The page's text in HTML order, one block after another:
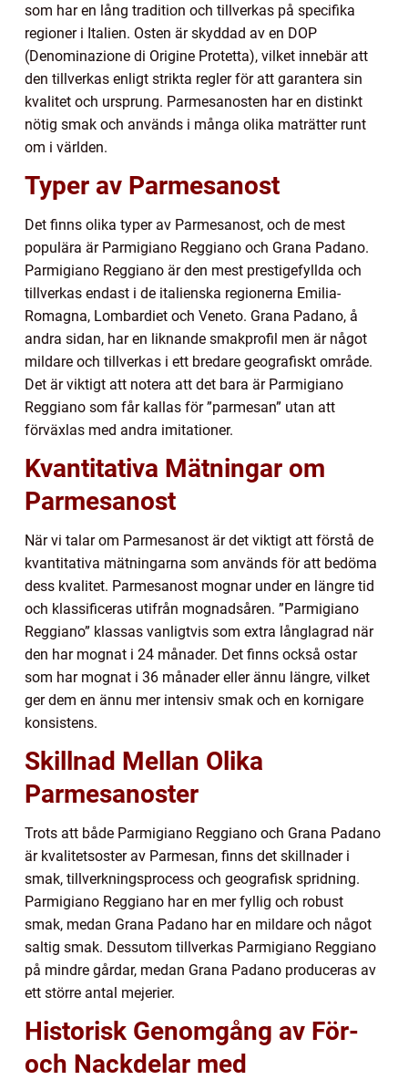
som har en lång tradition och tillverkas på specifika
regioner i Italien. Osten är skyddad av en DOP
(Denominazione di Origine Protetta), vilket innebär att
den tillverkas enligt strikta regler för att garantera sin
kvalitet och ursprung. Parmesanosten har en distinkt
nötig smak och används i många olika maträtter runt
om i världen.
Typer av Parmesanost
Det finns olika typer av Parmesanost, och de mest
populära är Parmigiano Reggiano och Grana Padano.
Parmigiano Reggiano är den mest prestigefyllda och
tillverkas endast i de italienska regionerna Emilia-
Romagna, Lombardiet och Veneto. Grana Padano, å
andra sidan, har en liknande smakprofil men är något
mildare och tillverkas i ett bredare geografiskt område.
Det är viktigt att notera att det bara är Parmigiano
Reggiano som får kallas för ”parmesan” utan att
förväxlas med andra imitationer.
Kvantitativa Mätningar om
Parmesanost
När vi talar om Parmesanost är det viktigt att förstå de
kvantitativa mätningarna som används för att bedöma
dess kvalitet. Parmesanost mognar under en längre tid
och klassificeras utifrån mognadsåren. ”Parmigiano
Reggiano” klassas vanligtvis som extra långlagrad när
den har mognat i 24 månader. Det finns också ostar
som har mognat i 36 månader eller ännu längre, vilket
ger dem en ännu mer intensiv smak och en kornigare
konsistens.
Skillnad Mellan Olika
Parmesanoster
Trots att både Parmigiano Reggiano och Grana Padano
är kvalitetsoster av Parmesan, finns det skillnader i
smak, tillverkningsprocess och geografisk spridning.
Parmigiano Reggiano har en mer fyllig och robust
smak, medan Grana Padano har en mildare och något
saltig smak. Dessutom tillverkas Parmigiano Reggiano
på mindre gårdar, medan Grana Padano produceras av
ett större antal mejerier.
Historisk Genomgång av För-
och Nackdelar med